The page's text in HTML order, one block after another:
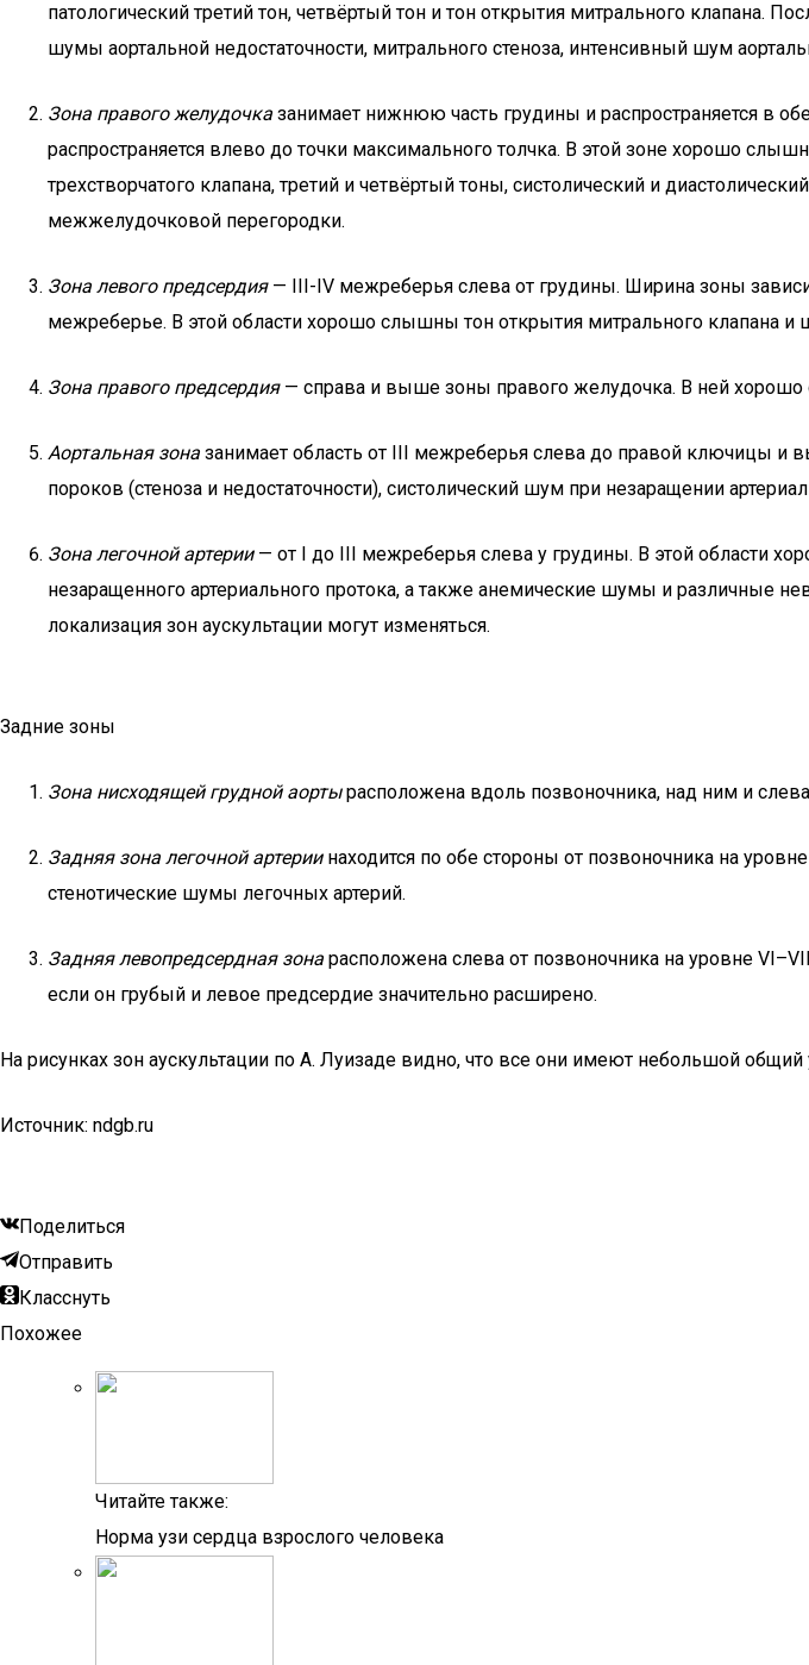
патологический третий тон, четвёртый тон и тон открытия митрального
шумы аортальной недостаточности, митрального стеноза, интенсивный шум
Зона правого желудочка занимает нижнюю часть грудины и распространяется в
распространяется влево до точки максимального толчка. В этой зоне хорошо
трехстворчатого клапана, третий и четвёртый тоны, систолический и
межжелудочковой перегородки.
Зона левого предсердия— III-IV межреберья слева от грудины. Ширина зоны
межреберье. В этой области хорошо слышны тон открытия митрального клапана и
Зона правого предсердия— справа и выше зоны правого желудочка. В ней хорошо
Аортальная зона занимает область от III межреберья слева до правой ключицы
пороков (стеноза и недостаточности), систолический шум при незаращении
Зона легочной артерии— от I до III межреберья слева у грудины. В этой области
незаращенного артериального протока, а также анемические шумы и различные
локализация зон аускультации могут изменяться.
Задние зоны
Зона нисходящей грудной аортырасположена вдоль позвоночника, над ним и
Задняя зона легочной артериинаходится по обе стороны от позвоночника на
стенотические шумы легочных артерий.
Задняя левопредсердная зона расположена слева от позвоночника на уровне
если он грубый и левое предсердие значительно расширено.
На рисунках зон аускультации по А. Луизаде видно, что все они имеют небольшой общий
Источник: ndgb.ru
Поделиться
Отправить
Класснуть
Похожее
Читайте также:
Норма узи сердца взрослого человека